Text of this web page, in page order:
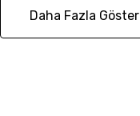
Daha Fazla Göster